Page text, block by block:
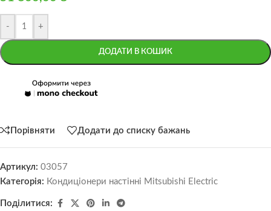
- +
ДОДАТИ В КОШИК
Порівняти Додати до списку бажань
Артикул: 03057
Категорія: Кондиціонери настінні Mitsubishi Electric
Поділитися: